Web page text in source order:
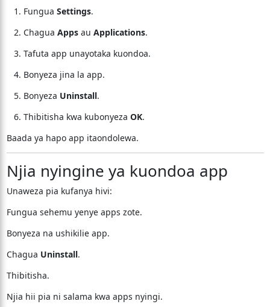
Fungua Settings.
Chagua Appsau Applications.
Tafuta app unayotaka kuondoa.
Bonyeza jina la app.
Bonyeza Uninstall.
Thibitisha kwa kubonyeza OK.
Baada ya hapo app itaondolewa.
Njia nyingine ya kuondoa app
Unaweza pia kufanya hivi:
Fungua sehemu yenye apps zote.
Bonyeza na ushikilie app.
Chagua Uninstall.
Thibitisha.
Njia hii pia ni salama kwa apps nyingi.